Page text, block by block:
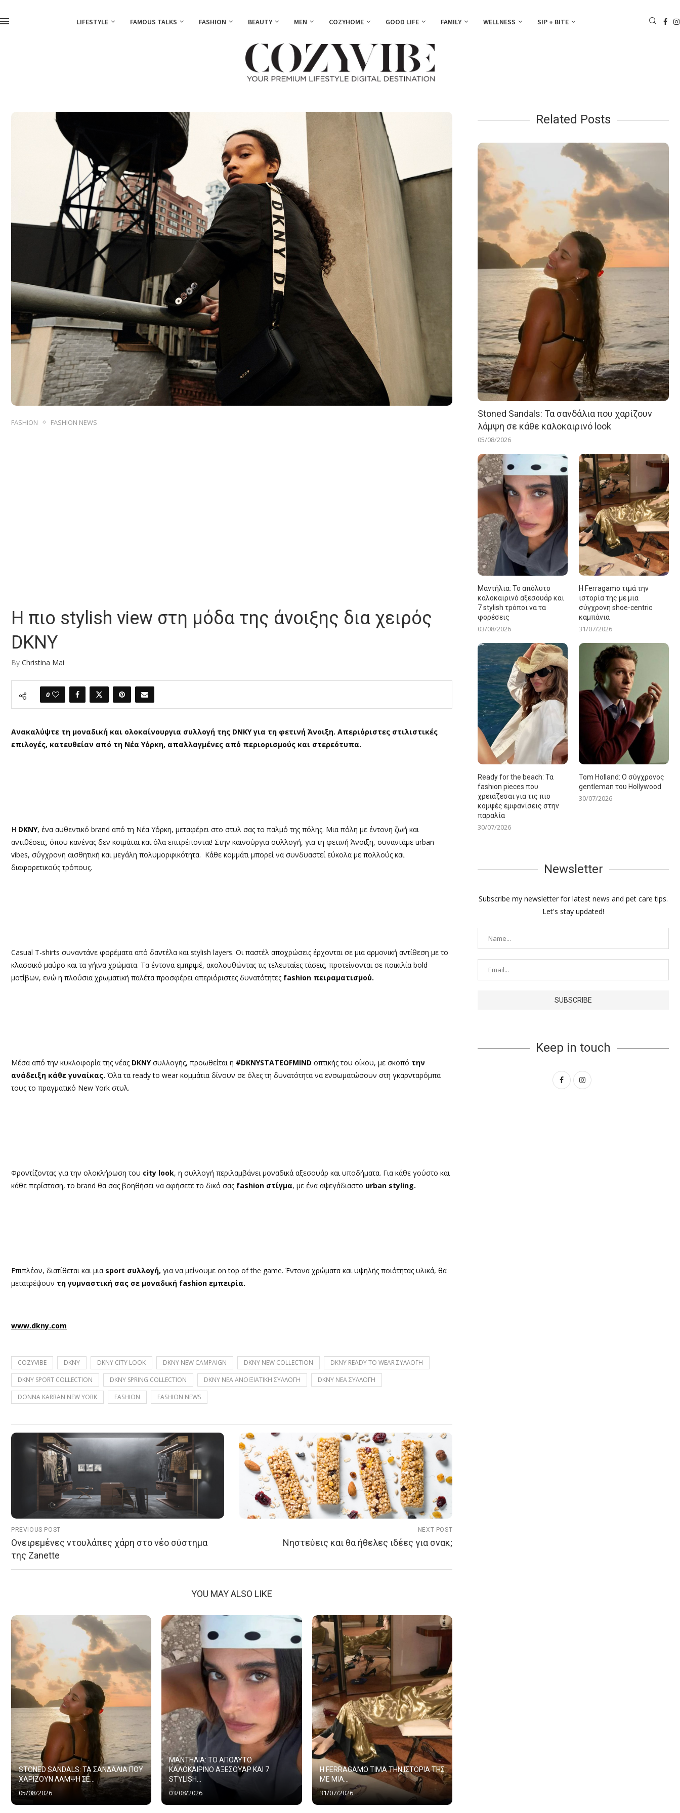
LIFESTYLE FAMOUS TALKS FASHION BEAUTY MEN COZYHOME GOOD LIFE FAMILY WELLNESS SIP + BITE
FASHION FASHION NEWS
Η πιο stylish view στη μόδα της άνοιξης δια χειρός
DKNY
By Christina Mai
0
Ανακαλύψτε τη μοναδική και ολοκαίνουργια συλλογή της DNKY για τη φετινή Άνοιξη. Απεριόριστες στιλιστικές
επιλογές, κατευθείαν από τη Νέα Υόρκη, απαλλαγμένες από περιορισμούς και στερεότυπα.
Η DKNY, ένα αυθεντικό brand από τη Νέα Υόρκη, μεταφέρει στο στυλ σας το παλμό της πόλης. Μια πόλη με έντονη ζωή και
αντιθέσεις, όπου κανένας δεν κοιμάται και όλα επιτρέπονται! Στην καινούργια συλλογή, για τη φετινή Άνοιξη, συναντάμε urban
vibes, σύγχρονη αισθητική και μεγάλη πολυμορφικότητα. Κάθε κομμάτι μπορεί να συνδυαστεί εύκολα με πολλούς και
διαφορετικούς τρόπους.
Casual T-shirts συναντάνε φορέματα από δαντέλα και stylish layers. Οι παστέλ αποχρώσεις έρχονται σε μια αρμονική αντίθεση με το
κλασσικό μαύρο και τα γήινα χρώματα. Τα έντονα εμπριμέ, ακολουθώντας τις τελευταίες τάσεις, προτείνονται σε ποικιλία bold
μοτίβων, ενώ η πλούσια χρωματική παλέτα προσφέρει απεριόριστες δυνατότητες fashion πειραματισμού.
Μέσα από την κυκλοφορία της νέας DKNYσυλλογής, προωθείται η #DKNYSTATEOFMIND οπτικής του οίκου, με σκοπό την
ανάδειξη κάθε γυναίκας. Όλα τα ready to wear κομμάτια δίνουν σε όλες τη δυνατότητα να ενσωματώσουν στη γκαρνταρόμπα
τους το πραγματικό New York στυλ.
Φροντίζοντας για την ολοκλήρωση του city look, η συλλογή περιλαμβάνει μοναδικά αξεσουάρ και υποδήματα. Για κάθε γούστο και
κάθε περίσταση, το brand θα σας βοηθήσει να αφήσετε το δικό σας fashion στίγμα, με ένα αψεγάδιαστο urban styling.
Επιπλέον, διατίθεται και μια sport συλλογή, για να μείνουμε on top of the game. Έντονα χρώματα και υψηλής ποιότητας υλικά, θα
μετατρέψουν τη γυμναστική σας σε μοναδική fashion εμπειρία.
www.dkny.com
COZYVIBE DKNY DKNY CITY LOOK DKNY NEW CAMPAIGN DKNY NEW COLLECTION
DKNY READY TO WEAR ΣΥΛΛΟΓΗ
DKNY SPORT COLLECTION
DKNY SPRING COLLECTION DKNY ΝΕΑ ΑΝΟΙΞΙΑΤΙΚΗ ΣΥΛΛΟΓΗ
DKNY ΝΕΑ ΣΥΛΛΟΓΗ
DONNA KARRAN NEW YORK
FASHION FASHION NEWS
PREVIOUS POST
Ονειρεμένες ντουλάπες χάρη στο νέο σύστημα
της Zanette
NEXT POST
Νηστεύεις και θα ήθελες ιδέες για σνακ;
YOU MAY ALSO LIKE
STONED SANDALS: ΤΑ ΣΑΝΔΑΛΙΑ ΠΟΥ
ΧΑΡΙΖΟΥΝ ΛΑΜΨΗ ΣΕ...
05/08/2026
ΜΑΝΤΗΛΙΑ: ΤΟ ΑΠΟΛΥΤΟ
ΚΑΛΟΚΑΙΡΙΝΟ ΑΞΕΣΟΥΑΡ ΚΑΙ 7
STYLISH...
03/08/2026
Η FERRAGAMO ΤΙΜΑ ΤΗΝ ΙΣΤΟΡΙΑ ΤΗΣ
ΜΕ ΜΙΑ...
31/07/2026
Related Posts
Stoned Sandals: Τα σανδάλια που χαρίζουν
λάμψη σε κάθε καλοκαιρινό look
05/08/2026
Μαντήλια: Το απόλυτο
καλοκαιρινό αξεσουάρ και
7 stylish τρόποι να τα
φορέσεις
03/08/2026
Η Ferragamo τιμά την
ιστορία της με μια
σύγχρονη shoe-centric
καμπάνια
31/07/2026
Ready for the beach: Τα
fashion pieces που
χρειάζεσαι για τις πιο
κομψές εμφανίσεις στην
παραλία
30/07/2026
Tom Holland: Ο σύγχρονος
gentleman του Hollywood
30/07/2026
Newsletter
Subscribe my newsletter for latest news and pet care tips.
Let's stay updated!
Keep in touch